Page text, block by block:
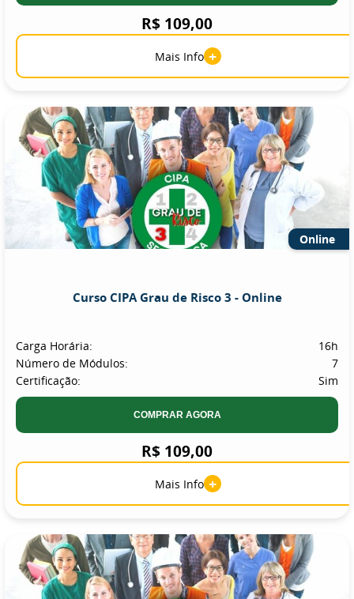
R$ 109,00
Mais Info +
Online
Curso CIPA Grau de Risco 3 - Online
Carga Horária:
16h
Número de Módulos:
7
Certificação:
Sim
COMPRAR AGORA
R$ 109,00
Mais Info +